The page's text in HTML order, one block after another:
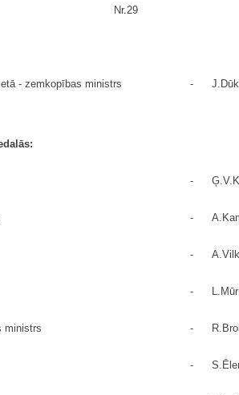
Nr.29
- zemkopības ministrs -
-
-
-
-
ministrs -
-